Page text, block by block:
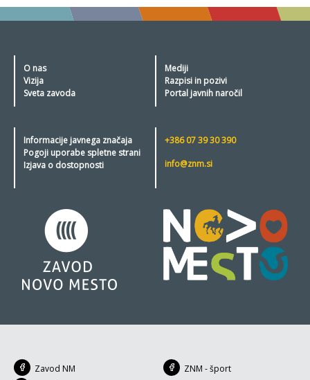
O nas
Vizija
Sveta zavoda
Mediji
Razpisi in pozivi
Portal javnih naročil
Informacije javnega značaja
Pogoji uporabe spletne strani
Izjava o dostopnosti
+386 07 39 30 390
info@znm.si
Zavod NM
ZNM - šport